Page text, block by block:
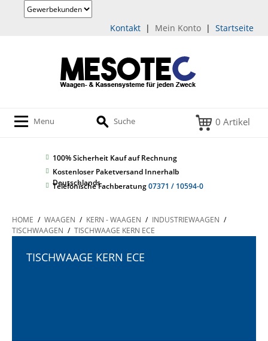
Startseite
|
Mein Konto
|
Kontakt
Menu Suche 0 Artikel
100% Sicherheit Kauf auf Rechnung
Kostenloser Paketversand Innerhalb
Deutschlands
Telefonische Fachberatung07371 / 10594-0
HOME / WAAGEN / KERN - WAAGEN / INDUSTRIEWAAGEN /
TISCHWAAGEN / TISCHWAAGE KERN ECE
TISCHWAAGE KERN ECE